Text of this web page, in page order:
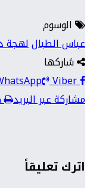
الوسوم
عباس الطباللهجة
شاركها
Viber
مشاركة عبر البريد
اترك تعليقاً